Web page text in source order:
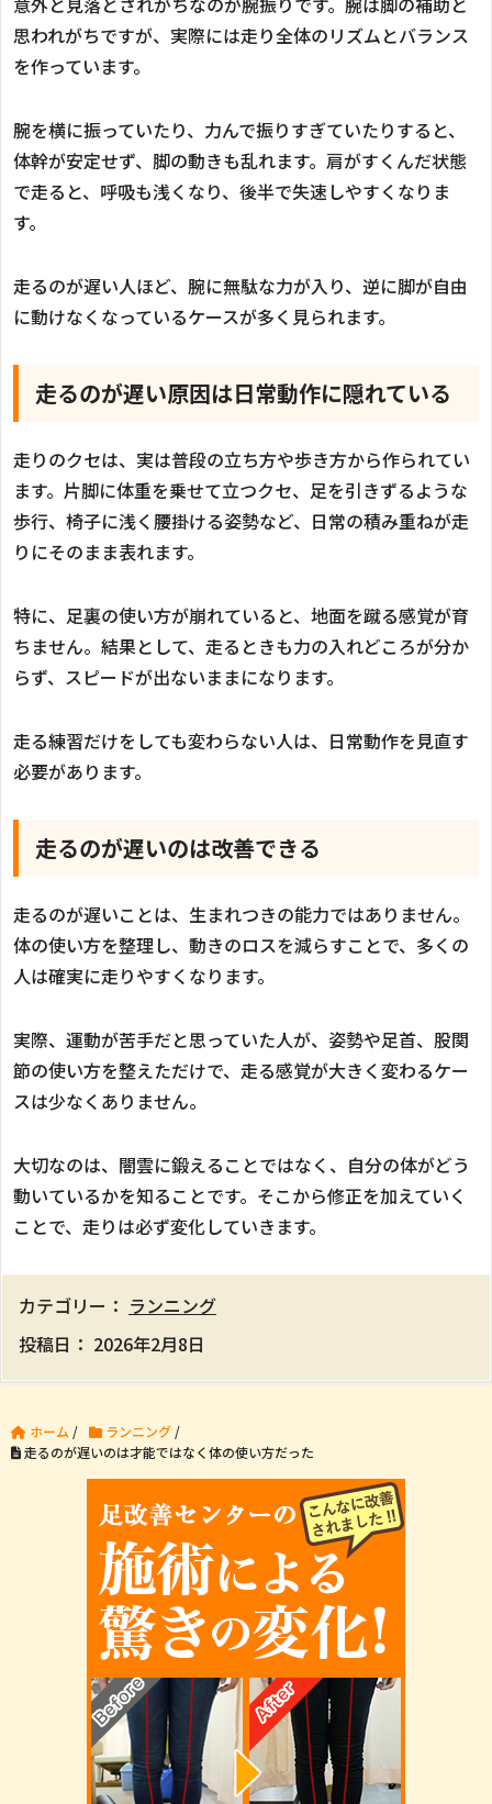
思われがちですが、実際には走り全体のリズムとバランス
を作っています。
腕を横に振っていたり、力んで振りすぎていたりすると、
体幹が安定せず、脚の動きも乱れます。肩がすくんだ状態
で走ると、呼吸も浅くなり、後半で失速しやすくなりま
す。
走るのが遅い人ほど、腕に無駄な力が入り、逆に脚が自由
に動けなくなっているケースが多く見られます。
走るのが遅い原因は日常動作に隠れている
走りのクセは、実は普段の立ち方や歩き方から作られてい
ます。片脚に体重を乗せて立つクセ、足を引きずるような
歩行、椅子に浅く腰掛ける姿勢など、日常の積み重ねが走
りにそのまま表れます。
特に、足裏の使い方が崩れていると、地面を蹴る感覚が育
ちません。結果として、走るときも力の入れどころが分か
らず、スピードが出ないままになります。
走る練習だけをしても変わらない人は、日常動作を見直す
必要があります。
走るのが遅いのは改善できる
走るのが遅いことは、生まれつきの能力ではありません。
体の使い方を整理し、動きのロスを減らすことで、多くの
人は確実に走りやすくなります。
実際、運動が苦手だと思っていた人が、姿勢や足首、股関
節の使い方を整えただけで、走る感覚が大きく変わるケー
スは少なくありません。
大切なのは、闇雲に鍛えることではなく、自分の体がどう
動いているかを知ることです。そこから修正を加えていく
ことで、走りは必ず変化していきます。
カテゴリー： ランニング
投稿日： 2026年2月8日
ホーム / ランニング /
走るのが遅いのは才能ではなく体の使い方だった